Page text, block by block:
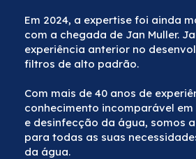
Em 2024, a expertise foi ainda
com a chegada de Jan Muller.
experiência anterior no
filtros de alto padrão.
Com mais de 40 anos de
conhecimento incomparável
e desinfecção da água, somos
para todas as suas
da água.